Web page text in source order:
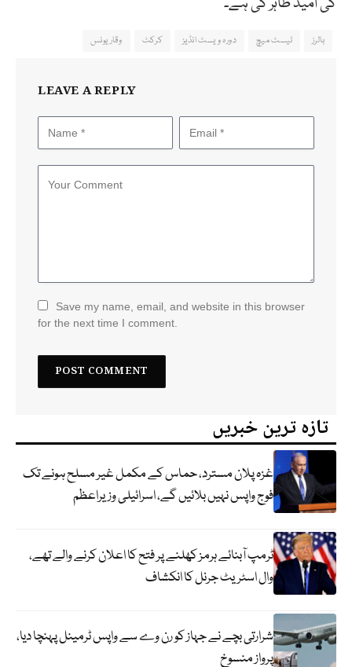
بالرز ٹیسٹ میچ دورہ ویسٹ انڈیز کرکٹ وقار یونس
LEAVE A REPLY
Save my name, email, and website in this browser
for the next time I comment.
تازہ ترین خبریں
غزہ پلان مسترد، حماس کے مکمل غیر مسلح ہونے تک
فوج واپس نہیں بلائیں گے، اسرائیلی وزیراعظم
ٹرمپ آبنائے ہرمز کھلنے پر فتح کا اعلان کرنے والے تھے،
وال اسٹریٹ جرنل کا انکشاف
شرارتی بچے نے جہاز کو رن وے سے واپس ٹرمینل پہنچا دیا،
پرواز منسوخ